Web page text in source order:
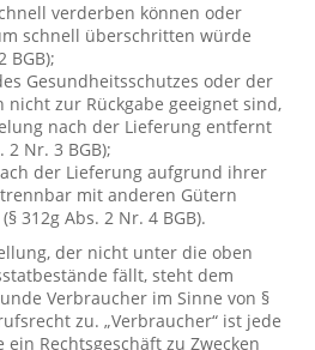
verderben können oder
schnell überschritten würde
BGB);
Gesundheitsschutzes oder der
nicht zur Rückgabe geeignet sind,
nach der Lieferung entfernt
2 Nr. 3 BGB);
der Lieferung aufgrund ihrer
mit anderen Gütern
312g Abs. 2 Nr. 4 BGB).
der nicht unter die oben
fällt, steht dem
Verbraucher im Sinne von §
zu. „Verbraucher“ ist jede
Rechtsgeschäft zu Zwecken